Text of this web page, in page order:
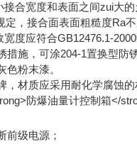
合宽度和表面之间zui大
定，接合面表面粗糙度Ra不
度应符合GB12476.1-2000
措施，可涂204-1置换型防锈
色粉末漆。
，材质应采用耐化学腐蚀的
前级电源；